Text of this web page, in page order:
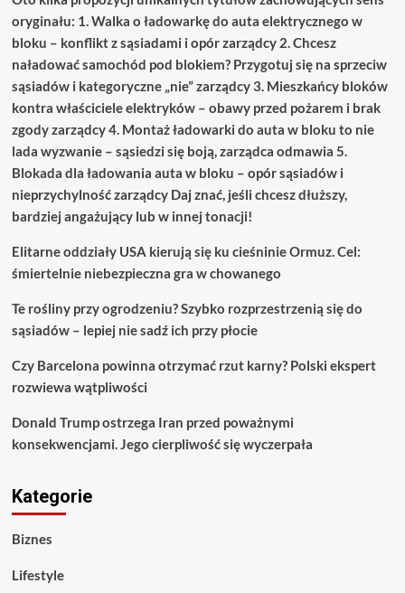
oryginału: 1. Walka o ładowarkę do auta elektrycznego w
bloku – konflikt z sąsiadami i opór zarządcy 2. Chcesz
naładować samochód pod blokiem? Przygotuj się na sprzeciw
sąsiadów i kategoryczne „nie” zarządcy 3. Mieszkańcy bloków
kontra właściciele elektryków – obawy przed pożarem i brak
zgody zarządcy 4. Montaż ładowarki do auta w bloku to nie
lada wyzwanie – sąsiedzi się boją, zarządca odmawia 5.
Blokada dla ładowania auta w bloku – opór sąsiadów i
nieprzychylność zarządcy Daj znać, jeśli chcesz dłuższy,
bardziej angażujący lub w innej tonacji!
Elitarne oddziały USA kierują się ku cieśninie Ormuz. Cel:
śmiertelnie niebezpieczna gra w chowanego
Te rośliny przy ogrodzeniu? Szybko rozprzestrzenią się do
sąsiadów – lepiej nie sadź ich przy płocie
Czy Barcelona powinna otrzymać rzut karny? Polski ekspert
rozwiewa wątpliwości
Donald Trump ostrzega Iran przed poważnymi
konsekwencjami. Jego cierpliwość się wyczerpała
Kategorie
Biznes
Lifestyle